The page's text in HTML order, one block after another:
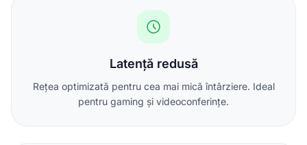
Latență redusă
Rețea optimizată pentru cea mai mică întârziere. Ideal
pentru gaming și videoconferințe.